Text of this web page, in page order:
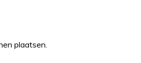
plaatsen.